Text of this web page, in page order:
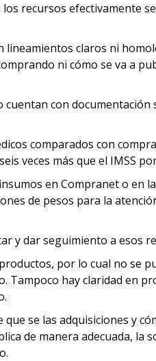
recursos efectivamente
lineamientos claros ni
ni cómo se va a
cuentan con
comparados con
veces más que el IMSS
en Compranet o en
de pesos para la
y dar seguimiento a esos
por lo cual no se
Tampoco hay claridad en
se las adquisiciones y
de manera adecuada, la